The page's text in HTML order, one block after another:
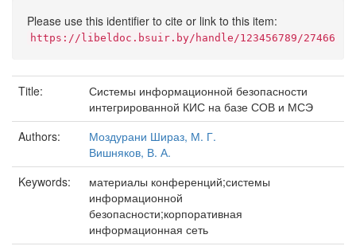
Please use this identifier to cite or link to this item:
https://libeldoc.bsuir.by/handle/123456789/27466
Title:
Системы информационной безопасности
интегрированной КИС на базе СОВ и МСЭ
Authors:
Моздурани Шираз, М. Г.
Вишняков, В. А.
Keywords:
материалы конференций;системы
информационной
безопасности;корпоративная
информационная сеть